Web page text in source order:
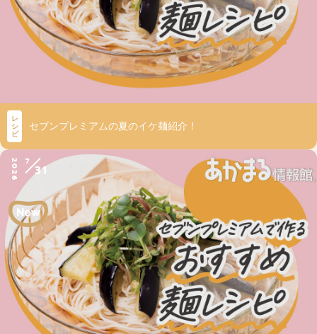
レ
シ
ピ
セブンプレミアムの夏のイケ麺紹介！
2026 7
31